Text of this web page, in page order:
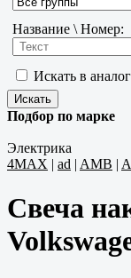
Название \ Номер:
Искать в
Подбор по марке
Электрика
4MAX | ad | AMB |
Свеча